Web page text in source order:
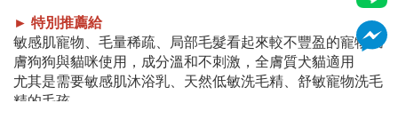
► 特別推薦給
敏感肌寵物、毛量稀疏、局部毛髮看起來較不豐盈的寵物肌
膚狗狗與貓咪使用，成分溫和不刺激，全膚質犬貓適用
尤其是需要敏感肌沐浴乳、天然低敏洗毛精、舒敏寵物洗毛
精的毛孩。